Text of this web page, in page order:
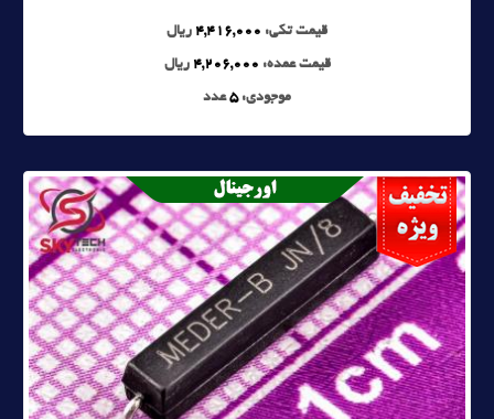
قیمت تکی: 4,416,000 ریال
قیمت عمده: 4,206,000 ریال
موجودی:5عدد